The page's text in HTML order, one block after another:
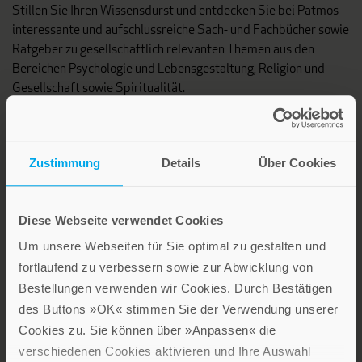
Zustimmung Details Über Cookies
Diese Webseite verwendet Cookies
Um unsere Webseiten für Sie optimal zu gestalten und
fortlaufend zu verbessern sowie zur Abwicklung von
Bestellungen verwenden wir Cookies. Durch Bestätigen
des Buttons »OK« stimmen Sie der Verwendung unserer
Cookies zu. Sie können über »Anpassen« die
verschiedenen Cookies aktivieren und Ihre Auswahl
Stillen Sie Ihren Wissensdurst und entdecken Sie bei Patmos
interessante und aufschlussreiche Sach- und Fachbücher sowie
Ratgeber zu gesellschaftlich relevanten Themen aus den
Bereichen Psychologie und Lebensgestaltung, Religion und
Gesellschaft sowie Spiritualität.
Lebensfreude in farbenfroher Gestaltung: Persönliche
Geschenke mit wohltuenden Inspirationen. Irische
Segenswünsche und Geschenkbücher zum Thema älter
werden. Grußkarten für Geburtstage, zur Ermutigung, zu Trost